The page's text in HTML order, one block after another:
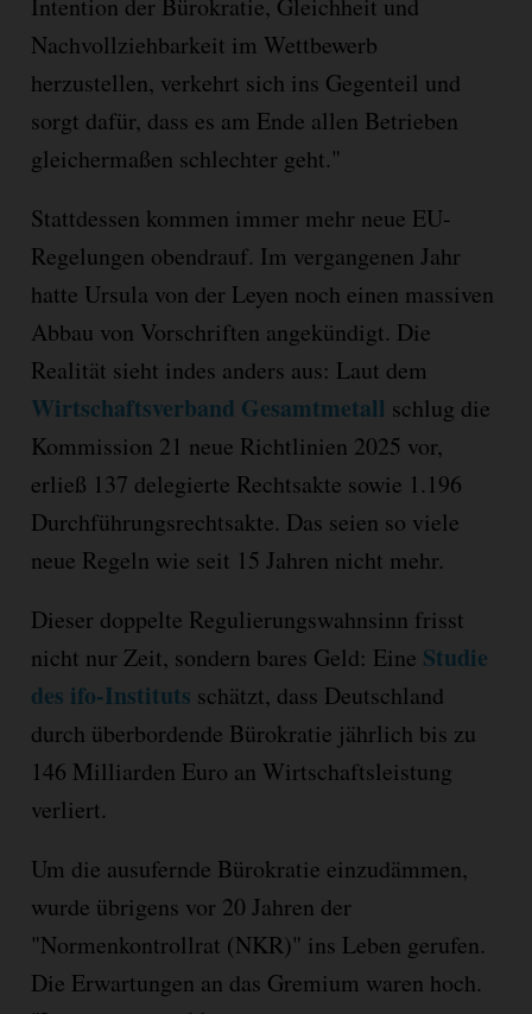
Nachvollziehbarkeit im Wettbewerb
herzustellen, verkehrt sich ins Gegenteil und
sorgt dafür, dass es am Ende allen Betrieben
gleichermaßen schlechter geht."
Stattdessen kommen immer mehr neue EU-
Regelungen obendrauf. Im vergangenen Jahr
hatte Ursula von der Leyen noch einen massiven
Abbau von Vorschriften angekündigt. Die
Realität sieht indes anders aus: Laut dem
Wirtschaftsverband Gesamtmetall schlug die
Kommission 21 neue Richtlinien 2025 vor,
erließ 137 delegierte Rechtsakte sowie 1.196
Durchführungsrechtsakte. Das seien so viele
neue Regeln wie seit 15 Jahren nicht mehr.
Dieser doppelte Regulierungswahnsinn frisst
nicht nur Zeit, sondern bares Geld: Eine Studie
des ifo-Instituts schätzt, dass Deutschland
durch überbordende Bürokratie jährlich bis zu
146 Milliarden Euro an Wirtschaftsleistung
verliert.
Um die ausufernde Bürokratie einzudämmen,
wurde übrigens vor 20 Jahren der
"Normenkontrollrat (NKR)" ins Leben gerufen.
Die Erwartungen an das Gremium waren hoch.